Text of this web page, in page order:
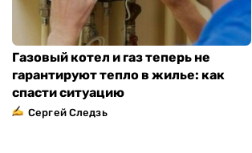
Газовый котел и газ теперь не
гарантируют тепло в жилье: как
спасти ситуацию
Сергей Следзь